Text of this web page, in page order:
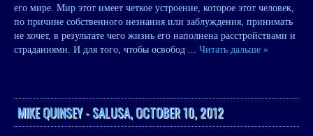
его мире. Мир этот имеет четкое устроение, которое этот человек,
по причине собственного незнания или заблуждения, принимать
не хочет, в результате чего жизнь его наполнена расстройствами и
страданиями. И для того, чтобы освобод ... Читать дальше »
MIKE QUINSEY - SALUSA, OCTOBER 10, 2012